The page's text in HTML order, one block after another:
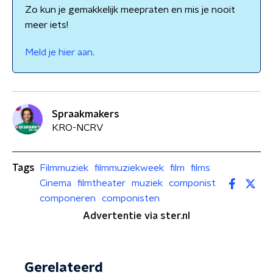
Zo kun je gemakkelijk meepraten en mis je nooit
meer iets!
Meld je hier aan.
Spraakmakers
KRO-NCRV
Tags Filmmuziek filmmuziekweek film
films
Cinema
filmtheater muziek
componist
componeren
componisten
Advertentie via ster.nl
Gerelateerd